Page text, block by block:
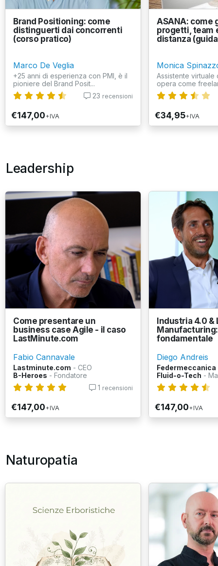
Brand Positioning: come
distinguerti dai concorrenti
(corso pratico)
Marco De Veglia
+25 anni di esperienza con PMI, è il
pioniere del Brand Posit...
23 recensioni
€147,00+IVA
ASANA: come
progetti, team
distanza
Monica
Assistente virtuale
opera come
€34,95+IVA
Leadership
Come presentare un
business case Agile - il caso
LastMinute.com
Fabio Cannavale
Lastminute.com - CEO
B-Heroes - Fondatore
1 recensioni
€147,00+IVA
Industria 4.0 &
fondamentale
Diego Andreis
Federmeccanica
Fluid-o-Tech -
€147,00+IVA
Naturopatia